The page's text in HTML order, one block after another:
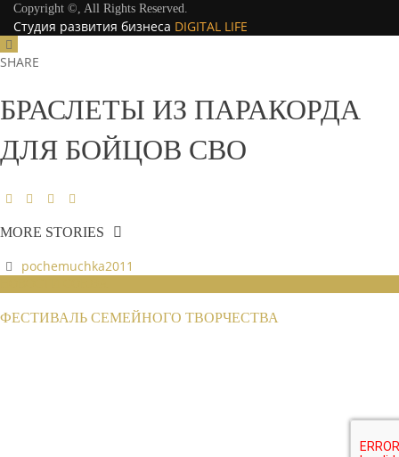
Copyright ©, All Rights Reserved.
Студия развития бизнеса DIGITAL LIFE
SHARE
БРАСЛЕТЫ ИЗ ПАРАКОРДА
ДЛЯ БОЙЦОВ СВО
MORE STORIES
pochemuchka2011
ФЕСТИВАЛЬ СЕМЕЙНОГО ТВОРЧЕСТВА